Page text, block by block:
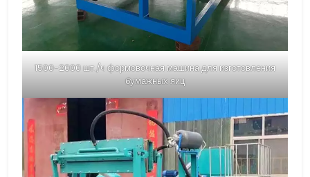
1500-2000 шт./ч формовочная машина для изготовления
бумажных яиц